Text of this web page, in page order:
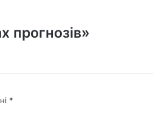
прогнозів»
*